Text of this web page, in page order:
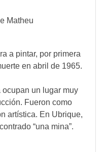
a pintar, por primera
en abril de 1965.
un lugar muy
Fueron como
artística. En Ubrique,
“una mina”.